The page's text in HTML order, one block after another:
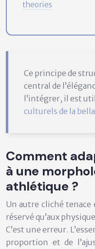
theories
Ce principe de
central de
l’intégrer, il est
culturels de la
Comment
à une
athlétique ?
Un autre cliché
réservé qu’aux
C’est une erreur.
proportion et de